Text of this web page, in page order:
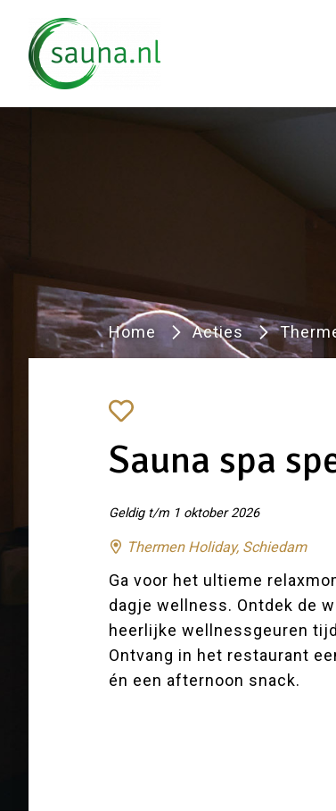
Home Acties
Sauna spa
Geldig t/m 1 oktober 2026
Thermen Holiday, Schiedam
Ga voor het ultieme
dagje wellness. Ontdek de
heerlijke wellnessgeuren
Ontvang in het restaurant
én een afternoon snack.